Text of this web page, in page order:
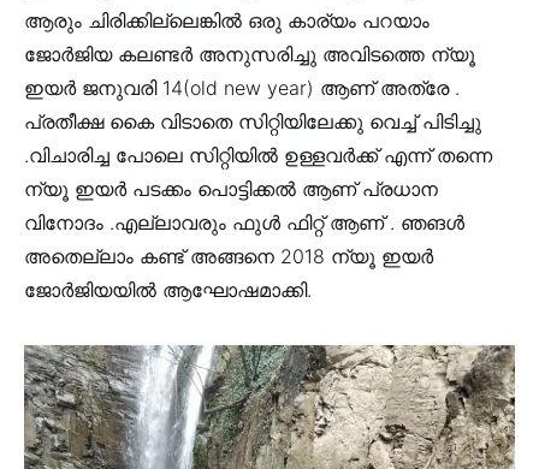
ആരും ചിരിക്കില്ലെങ്കിൽ ഒരു കാര്യം പറയാം
ജോർജിയ കലണ്ടർ അനുസരിച്ചു അവിടത്തെ ന്യൂ
ഇയർ ജനുവരി 14(old new year) ആണ് അത്രേ .
പ്രതീക്ഷ കൈ വിടാതെ സിറ്റിയിലേക്കു വെച്ച് പിടിച്ചു
.വിചാരിച്ച പോലെ സിറ്റിയിൽ ഉള്ളവർക്ക് എന്ന് തന്നെ
ന്യൂ ഇയർ പടക്കം പൊട്ടിക്കൽ ആണ് പ്രധാന
വിനോദം .എല്ലാവരും ഫുൾ ഫിറ്റ് ആണ് . ഞങൾ
അതെല്ലാം കണ്ട് അങ്ങനെ 2018 ന്യൂ ഇയർ
ജോർജിയയിൽ ആഘോഷമാക്കി.